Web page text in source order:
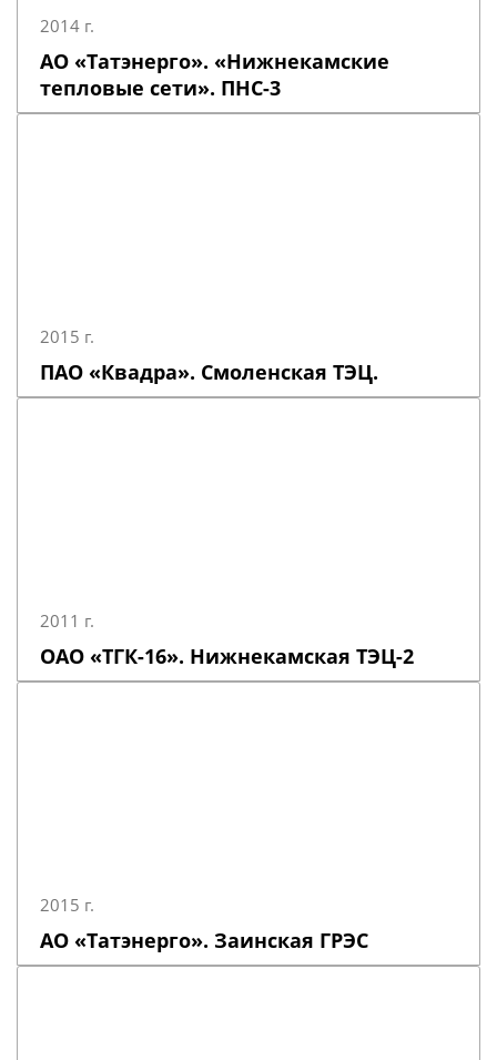
2014 г.
АО «Татэнерго». «Нижнекамские
тепловые сети». ПНС-3
2015 г.
ПАО «Квадра». Смоленская ТЭЦ.
2011 г.
ОАО «ТГК-16». Нижнекамская ТЭЦ-2
2015 г.
АО «Татэнерго». Заинская ГРЭС